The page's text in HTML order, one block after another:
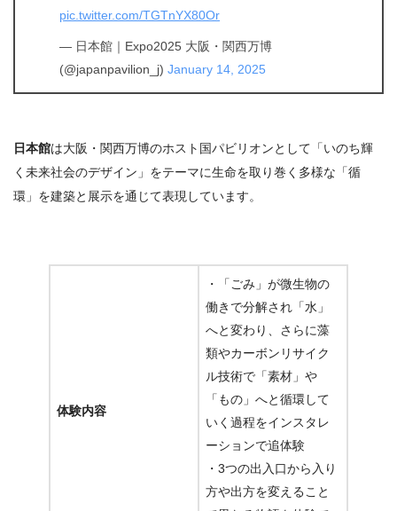
pic.twitter.com/TGTnYX80Or
— 日本館｜Expo2025 大阪・関西万博
(@japanpavilion_j) January 14, 2025
日本館は大阪・関西万博のホスト国パビリオンとして「いのち輝
く未来社会のデザイン」をテーマに生命を取り巻く多様な「循
環」を建築と展示を通じて表現しています。
体験内容
・「ごみ」が微生物の
働きで分解され「水」
へと変わり、さらに藻
類やカーボンリサイク
ル技術で「素材」や
「もの」へと循環して
いく過程をインスタレ
ーションで追体験
・3つの出入口から入り
方や出方を変えること